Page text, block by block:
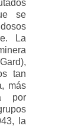
se
La
tan
más
por
la